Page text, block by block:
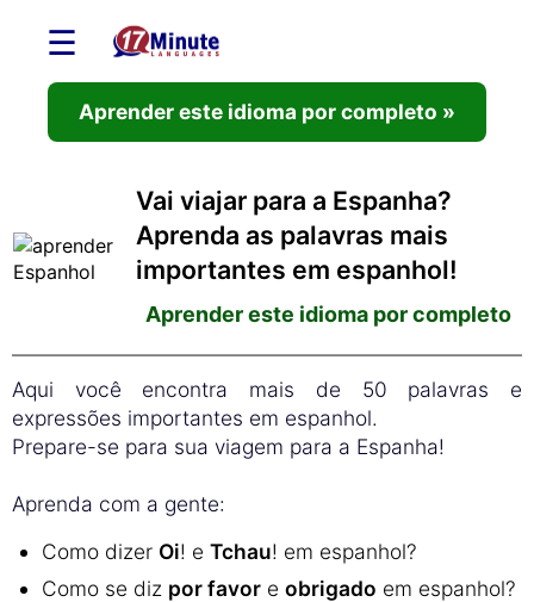
☰
Aprender este idioma por completo »
Vai viajar para a Espanha?
Aprenda as palavras mais
importantes em espanhol!
Aprender este idioma por completo
Aqui você encontra mais de 50 palavras e
expressões importantes em espanhol.
Prepare-se para sua viagem para a Espanha!
Aprenda com a gente:
Como dizer Oi! e Tchau! em espanhol?
Como se diz por favor e obrigado em espanhol?